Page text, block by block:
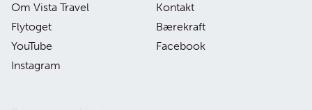
Min reise
Om Vista Travel
Kontakt
Flytoget
Bærekraft
YouTube
Facebook
Instagram